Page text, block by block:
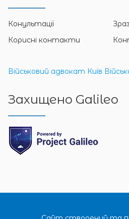
Конультації
Корисні контакти
Військовий адвокат Київ
Захищено Galileo